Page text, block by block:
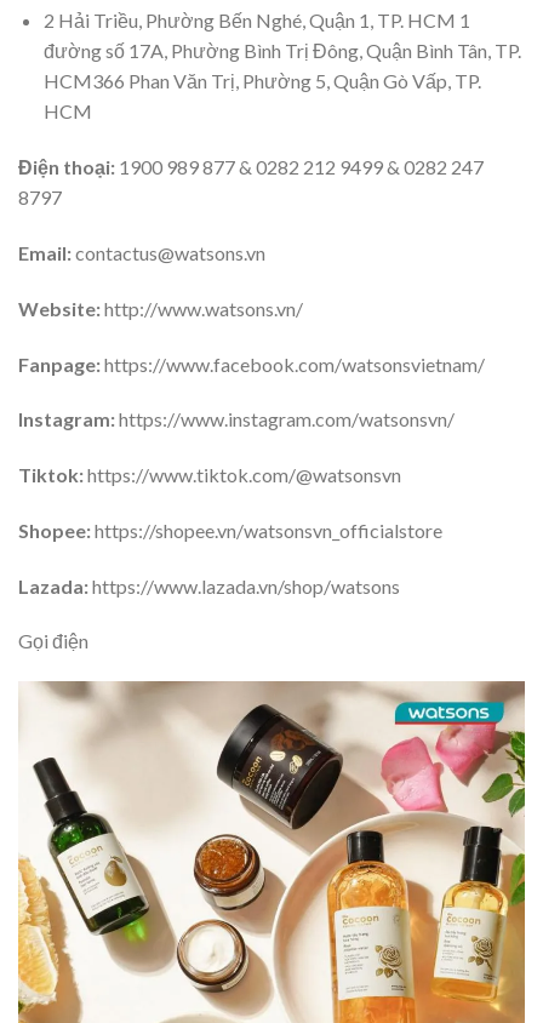
2 Hải Triều, Phường Bến Nghé, Quận 1, TP. HCM 1
đường số 17A, Phường Bình Trị Đông, Quận Bình Tân, TP.
HCM366 Phan Văn Trị, Phường 5, Quận Gò Vấp, TP.
HCM
Điện thoại: 1900 989 877 & 0282 212 9499 & 0282 247
8797
Email:contactus@watsons.vn
Website:http://www.watsons.vn/
Fanpage:https://www.facebook.com/watsonsvietnam/
Instagram:https://www.instagram.com/watsonsvn/
Tiktok:https://www.tiktok.com/@watsonsvn
Shopee:https://shopee.vn/watsonsvn_officialstore
Lazada:https://www.lazada.vn/shop/watsons
Gọi điện